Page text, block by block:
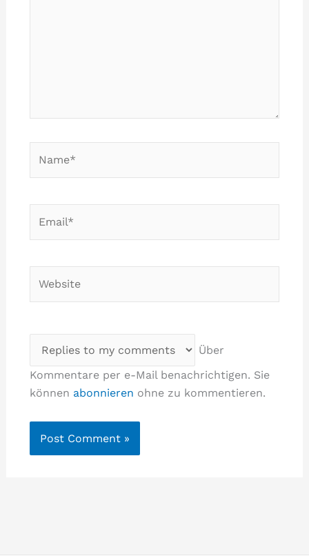
Über
Kommentare per e-Mail benachrichtigen. Sie
können abonnieren ohne zu kommentieren.